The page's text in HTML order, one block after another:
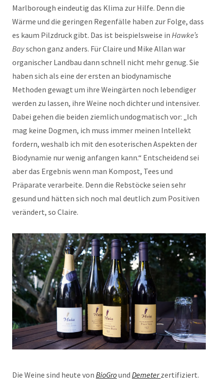
Marlborough eindeutig das Klima zur Hilfe. Denn die
Wärme und die geringen Regenfälle haben zur Folge, dass
es kaum Pilzdruck gibt. Das ist beispielsweise in Hawke’s
Bayschon ganz anders. Für Claire und Mike Allan war
organischer Landbau dann schnell nicht mehr genug. Sie
haben sich als eine der ersten an biodynamische
Methoden gewagt um ihre Weingärten noch lebendiger
werden zu lassen, ihre Weine noch dichter und intensiver.
Dabei gehen die beiden ziemlich undogmatisch vor: „Ich
mag keine Dogmen, ich muss immer meinen Intellekt
fordern, weshalb ich mit den esoterischen Aspekten der
Biodynamie nur wenig anfangen kann.“ Entscheidend sei
aber das Ergebnis wenn man Kompost, Tees und
Präparate verarbeite. Denn die Rebstöcke seien sehr
gesund und hätten sich noch mal deutlich zum Positiven
verändert, so Claire.
Die Weine sind heute von BioGround Demeter zertifiziert.